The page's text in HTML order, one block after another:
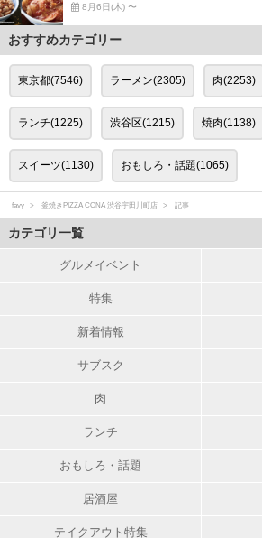
8月6日(木) 〜
おすすめカテゴリー
東京都(7546) ラーメン(2305) 肉(2253)
ランチ(1225) 渋谷区(1215) 焼肉(1138)
スイーツ(1130) おもしろ・話題(1065)
favy 釜焼きPIZZA CONA 渋谷宇田川町店 記事
カテゴリ一覧
グルメイベント
特集
新着情報
サブスク
肉
ランチ
おもしろ・話題
居酒屋
テイクアウト特集